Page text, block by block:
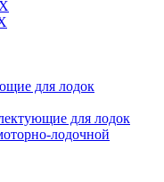
для лодок
для лодок
лодочной